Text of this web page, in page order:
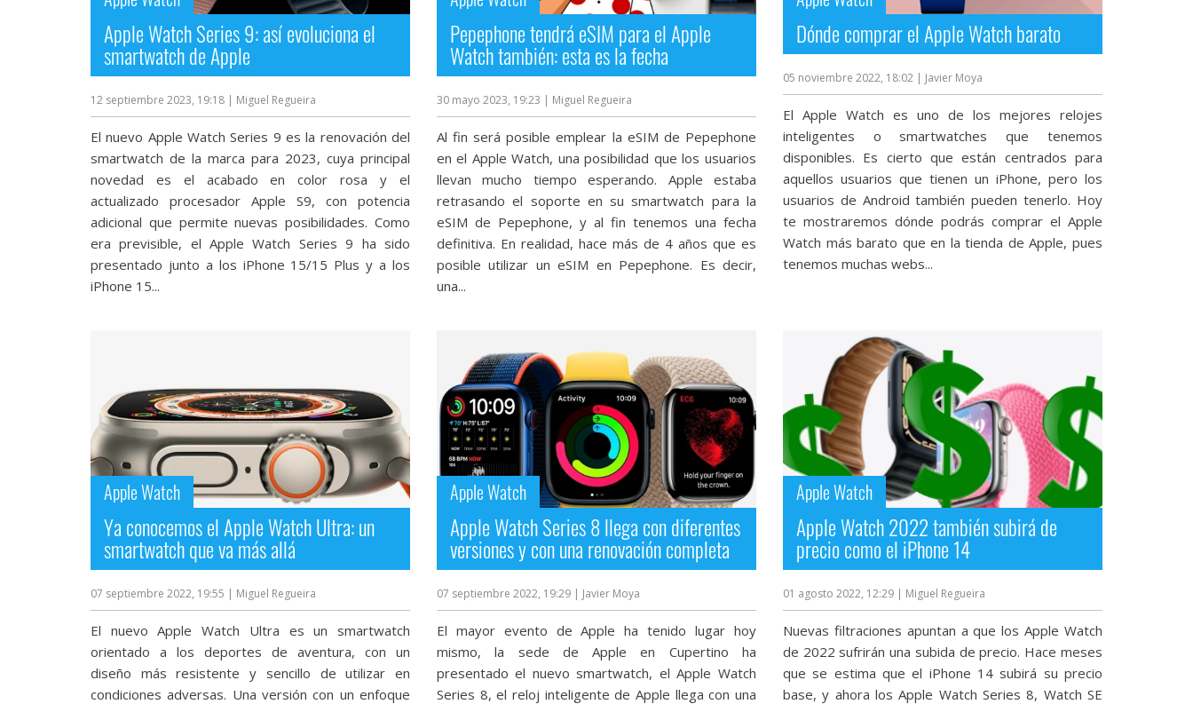
comparativas,
Apple Watch Series 9: así evoluciona el
smartwatch de Apple
12 septiembre 2023, 19:18 | Miguel Regueira
El nuevo Apple Watch Series 9 es la renovación del
smartwatch de la marca para 2023, cuya principal
novedad es el acabado en color rosa y el
actualizado procesador Apple S9, con potencia
adicional que permite nuevas posibilidades. Como
era previsible, el Apple Watch Series 9 ha sido
presentado junto a los iPhone 15/15 Plus y a los
iPhone 15...
Pepephone tendrá eSIM para el Apple
Watch también: esta es la fecha
30 mayo 2023, 19:23 | Miguel Regueira
Al fin será posible emplear la eSIM de Pepephone
en el Apple Watch, una posibilidad que los usuarios
llevan mucho tiempo esperando. Apple estaba
retrasando el soporte en su smartwatch para la
eSIM de Pepephone, y al fin tenemos una fecha
definitiva. En realidad, hace más de 4 años que es
posible utilizar un eSIM en Pepephone. Es decir,
una...
Dónde comprar el Apple Watch barato
05 noviembre 2022, 18:02 | Javier Moya
El Apple Watch es uno de los mejores relojes
inteligentes o smartwatches que tenemos
disponibles. Es cierto que están centrados para
aquellos usuarios que tienen un iPhone, pero los
usuarios de Android también pueden tenerlo. Hoy
te mostraremos dónde podrás comprar el Apple
Watch más barato que en la tienda de Apple, pues
tenemos muchas webs...
Apple Watch
Ya conocemos el Apple Watch Ultra: un
smartwatch que va más allá
07 septiembre 2022, 19:55 | Miguel Regueira
El nuevo Apple Watch Ultra es un smartwatch
orientado a los deportes de aventura, con un
diseño más resistente y sencillo de utilizar en
condiciones adversas. Una versión con un enfoque
Apple Watch
Apple Watch Series 8 llega con diferentes
versiones y con una renovación completa
07 septiembre 2022, 19:29 | Javier Moya
El mayor evento de Apple ha tenido lugar hoy
mismo, la sede de Apple en Cupertino ha
presentado el nuevo smartwatch, el Apple Watch
Series 8, el reloj inteligente de Apple llega con una
Apple Watch
Apple Watch 2022 también subirá de
precio como el iPhone 14
01 agosto 2022, 12:29 | Miguel Regueira
Nuevas filtraciones apuntan a que los Apple Watch
de 2022 sufrirán una subida de precio. Hace meses
que se estima que el iPhone 14 subirá su precio
base, y ahora los Apple Watch Series 8, Watch SE